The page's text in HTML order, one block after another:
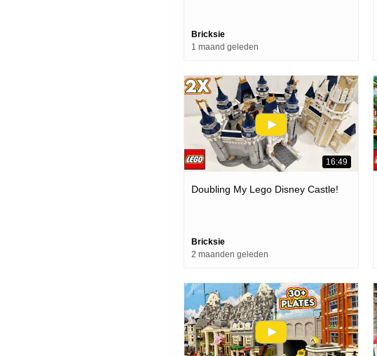
Bricksie
1 maand geleden
16:49
Doubling My Lego Disney Castle!
Bricksie
2 maanden geleden